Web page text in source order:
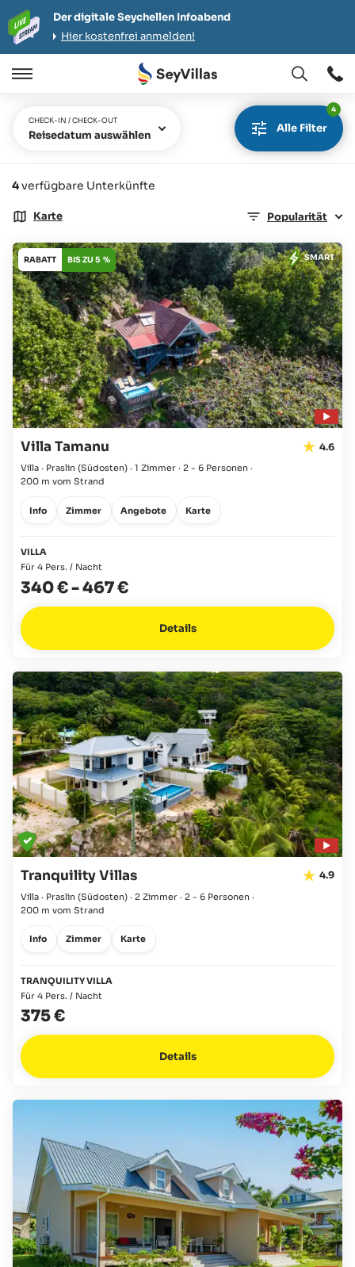
Der digitale Seychellen Infoabend
Hier kostenfrei anmelden!
Schließen
Öffnen
CHECK-IN / CHECK-OUT
Reisedatum auswählen Alle Filter
4
4verfügbare Unterkünfte
Karte Popularität
RABATT BIS ZU 5 % SMART
Villa Tamanu 4.6
Villa · Praslin (Südosten) · 1 Zimmer · 2 - 6 Personen ·
200 m vom Strand
Info Zimmer Angebote Karte
VILLA
Für 4 Pers. / Nacht
340 €-467 €
Details
Tranquility Villas 4.9
Villa · Praslin (Südosten) · 2 Zimmer · 2 - 6 Personen ·
200 m vom Strand
Info Zimmer Karte
TRANQUILITY VILLA
Für 4 Pers. / Nacht
375 €
Details